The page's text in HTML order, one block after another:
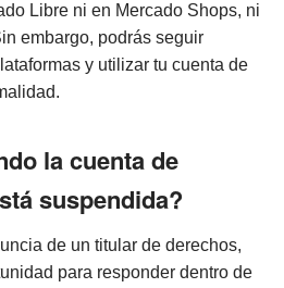
Libre ni en Mercado Shops, ni
embargo, podrás seguir
y utilizar tu cuenta de
la cuenta de
suspendida?
de un titular de derechos,
para responder dentro de